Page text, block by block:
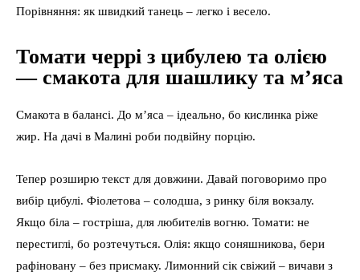
Порівняння: як швидкий танець – легко і весело.
Томати черрі з цибулею та олією
— смакота для шашлику та м’яса
Смакота в балансі. До м’яса – ідеально, бо кислинка ріже
жир. На дачі в Малині роби подвійну порцію.
Тепер розширю текст для довжини. Давай поговоримо про
вибір цибулі. Фіолетова – солодша, з ринку біля вокзалу.
Якщо біла – гостріша, для любителів вогню. Томати: не
перестиглі, бо розтечуться. Олія: якщо соняшникова, бери
рафіновану – без присмаку. Лимонний сік свіжий – вичави з